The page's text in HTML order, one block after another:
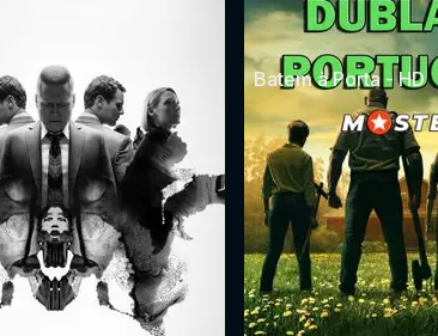
Batem à Porta - HD